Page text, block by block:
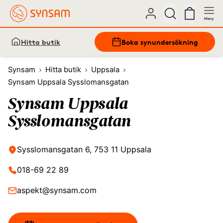
Meny
Hitta butik Boka synundersökning
Synsam Hitta butik
Uppsala
Synsam Uppsala Sysslomansgatan
Synsam Uppsala
Sysslomansgatan
Sysslomansgatan 6, 753 11 Uppsala
018-69 22 89
aspekt@synsam.com